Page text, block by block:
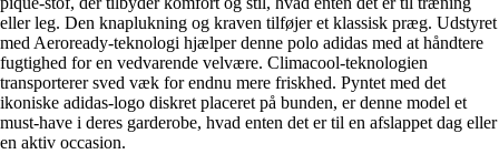
eller leg. Den knaplukning og kraven tilføjer et klassisk præg. Udstyret
med Aeroready-teknologi hjælper denne polo adidas med at håndtere
fugtighed for en vedvarende velvære. Climacool-teknologien
transporterer sved væk for endnu mere friskhed. Pyntet med det
ikoniske adidas-logo diskret placeret på bunden, er denne model et
must-have i deres garderobe, hvad enten det er til en afslappet dag eller
en aktiv occasion.